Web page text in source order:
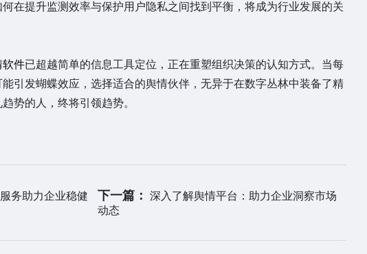
在提升监测效率与保护用户隐私之间找到平衡，将成为行业发展的关
软件已超越简单的信息工具定位，正在重塑组织决策的认知方式。当每
引发蝴蝶效应，选择适合的舆情伙伴，无异于在数字丛林中装备了精
势的人，终将引领趋势。
务助力企业稳健
下一篇：
深入了解舆情平台：助力企业洞察市场
动态